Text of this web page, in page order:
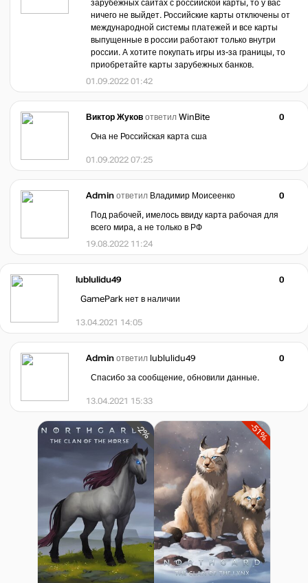
зарубежных сайтах с российской карты, то у вас
ничего не выйдет. Российские карты отключены от
международной системы платежей и все карты
выпущенные в россии работают только внутри
россии. А хотите покупать игры из-за границы, то
приобретайте карты зарубежных банков.
01.09.2022 01:42
Виктор Жуков ответил WinBite
0
Она не Российская карта сша
01.09.2022 07:25
Admin ответил Владимир Моисеенко
0
Под рабочей, имелось ввиду карта рабочая для
всего мира, а не только в РФ
19.08.2022 11:24
lublulidu49
0
GamePark нет в наличии
13.04.2021 14:05
Admin ответил lublulidu49
0
Спасибо за сообщение, обновили данные.
13.04.2021 15:33
-2% -51%